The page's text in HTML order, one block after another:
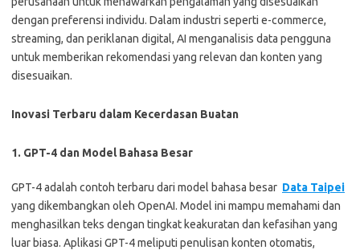
dengan preferensi individu. Dalam industri seperti e-commerce,
streaming, dan periklanan digital, AI menganalisis data pengguna
untuk memberikan rekomendasi yang relevan dan konten yang
disesuaikan.
Inovasi Terbaru dalam Kecerdasan Buatan
1. GPT-4 dan Model Bahasa Besar
GPT-4 adalah contoh terbaru dari model bahasa besar Data Taipei
yang dikembangkan oleh OpenAI. Model ini mampu memahami dan
menghasilkan teks dengan tingkat keakuratan dan kefasihan yang
luar biasa. Aplikasi GPT-4 meliputi penulisan konten otomatis,